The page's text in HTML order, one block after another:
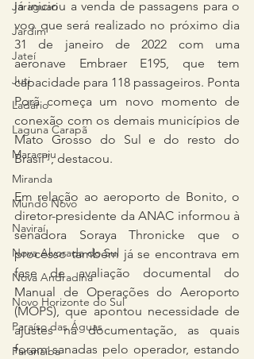
Jaraguari
Jardim
Jateí
Juti
Ladário
Laguna Carapã
Maracaju
Miranda
Mundo Novo
Naviraí
Nova Alvorada do Sul
Nova Andradina
Novo Horizonte do Sul
Paraíso das Águas
Paranaíba
já iniciou a venda de passagens para o
voo que será realizado no próximo dia
31 de janeiro de 2022 com uma
aeronave Embraer E195, que tem
capacidade para 118 passageiros. Ponta
Porã começa um novo momento de
conexão com os demais municípios de
Mato Grosso do Sul e do resto do
Brasil”, destacou.
Em relação ao aeroporto de Bonito, o
diretor-presidente da ANAC informou à
senadora Soraya Thronicke que o
processo também já se encontrava em
fase de avaliação documental do
Manual de Operações do Aeroporto
(MOPS), que apontou necessidade de
ajustes na documentação, as quais
foram sanadas pelo operador, estando